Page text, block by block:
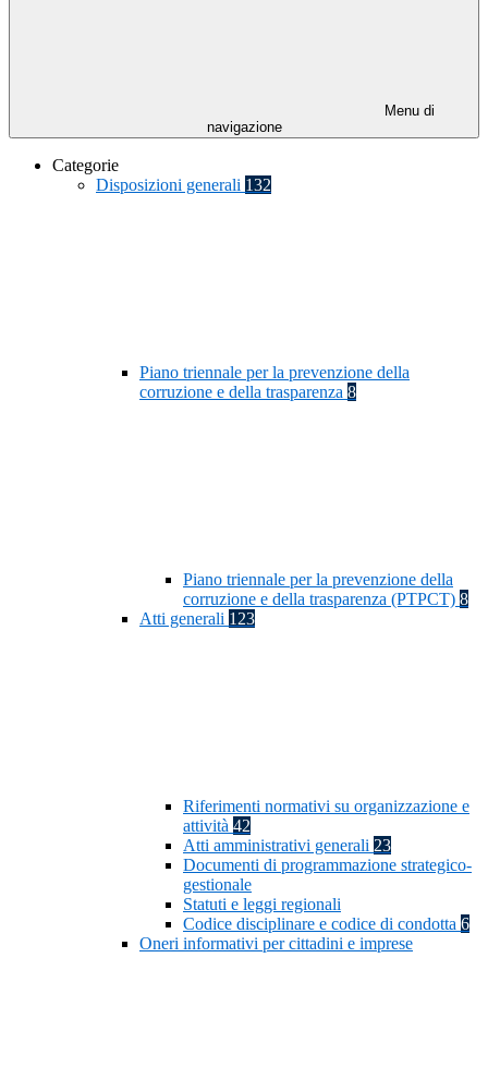
Menu di
navigazione
Categorie
Disposizioni generali 132
Piano triennale per la prevenzione della
corruzione e della trasparenza 8
Piano triennale per la prevenzione della
corruzione e della trasparenza (PTPCT) 8
Atti generali 123
Riferimenti normativi su organizzazione e
attività 42
Atti amministrativi generali 23
Documenti di programmazione strategico-
gestionale
Statuti e leggi regionali
Codice disciplinare e codice di condotta 6
Oneri informativi per cittadini e imprese